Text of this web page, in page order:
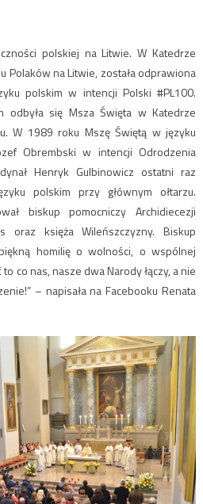
polskiej na Litwie. W Katedrze
Polaków na Litwie, została odprawiona
polskim w intencji Polski #PL100.
odbyła się Msza Święta w Katedrze
W 1989 roku Mszę Świętą w języku
Obrembski w intencji Odrodzenia
Henryk Gulbinowicz ostatni raz
polskim przy głównym ołtarzu.
biskup pomocniczy Archidiecezji
oraz księża Wileńszczyzny. Biskup
homilię o wolności, o wspólnej
co nas, nasze dwa Narody łączy, a nie
– napisała na Facebooku Renata